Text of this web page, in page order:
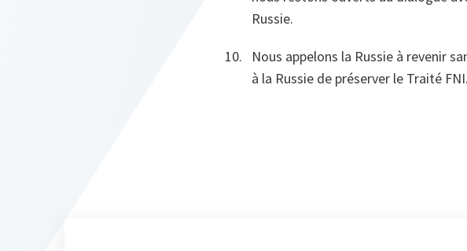
Russie.
Nous appelons la Russie à revenir
à la Russie de préserver le Traité FNI.